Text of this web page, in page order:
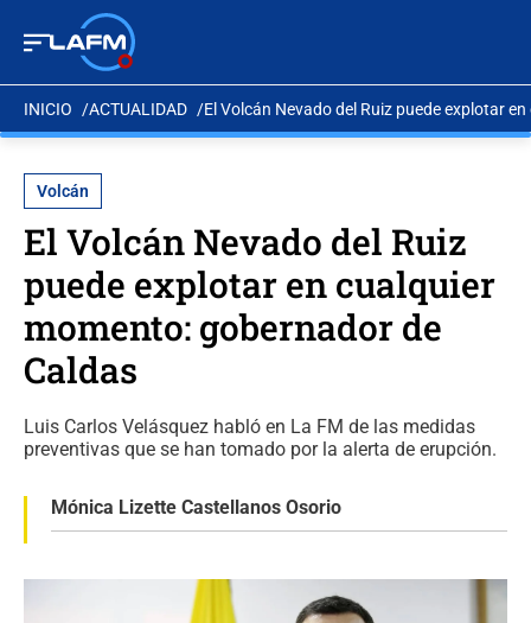
INICIO ACTUALIDAD El Volcán Nevado del Ruiz puede explotar
Volcán
El Volcán Nevado del Ruiz
puede explotar en cualquier
momento: gobernador de
Caldas
Luis Carlos Velásquez habló en La FM de las medidas
preventivas que se han tomado por la alerta de erupción.
Mónica Lizette Castellanos Osorio